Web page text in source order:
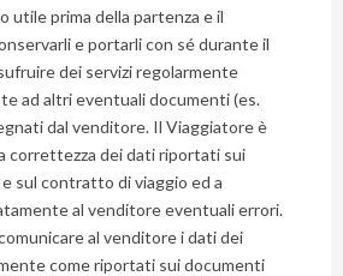
utile prima della partenza e il
e portarli con sé durante il
dei servizi regolarmente
ad altri eventuali documenti (es.
dal venditore. Il Viaggiatore è
correttezza dei dati riportati sui
sul contratto di viaggio ed a
al venditore eventuali errori.
al venditore i dati dei
come riportati sui documenti